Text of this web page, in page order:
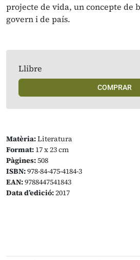
projecte de vida, un concepte de
govern i de país.
Matèria:Literatura
Format: 17 x 23 cm
Pàgines:508
ISBN:978-84-475-4184-3
EAN:9788447541843
Data d’edició:2017
Llibre
COMPRAR